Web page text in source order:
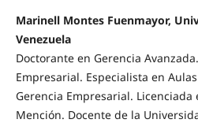
Marinell Montes Fuenmayor,
Venezuela
Doctorante en Gerencia
Empresarial. Especialista en
Gerencia Empresarial.
Mención. Docente de la